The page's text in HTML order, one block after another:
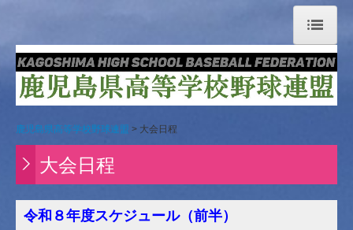
鹿児島県高等学校野球連盟
大会日程
大会規定
加盟校一覧
鹿児島県高等学校野球連盟 大会日程
大会日程
令和８年度スケジュール（前半）